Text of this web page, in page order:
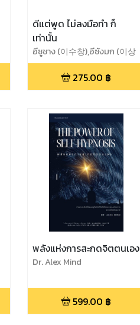
ดีแต่พูด ไม่ลงมือทำ ก็
เท่านั้น
อีซูชาง (이수창),อีซังมก (이상
목),พัคจองฮัน (박정한)
275.00 ฿
พลังแห่งการสะกดจิตตนเอง
Dr. Alex Mind
599.00 ฿